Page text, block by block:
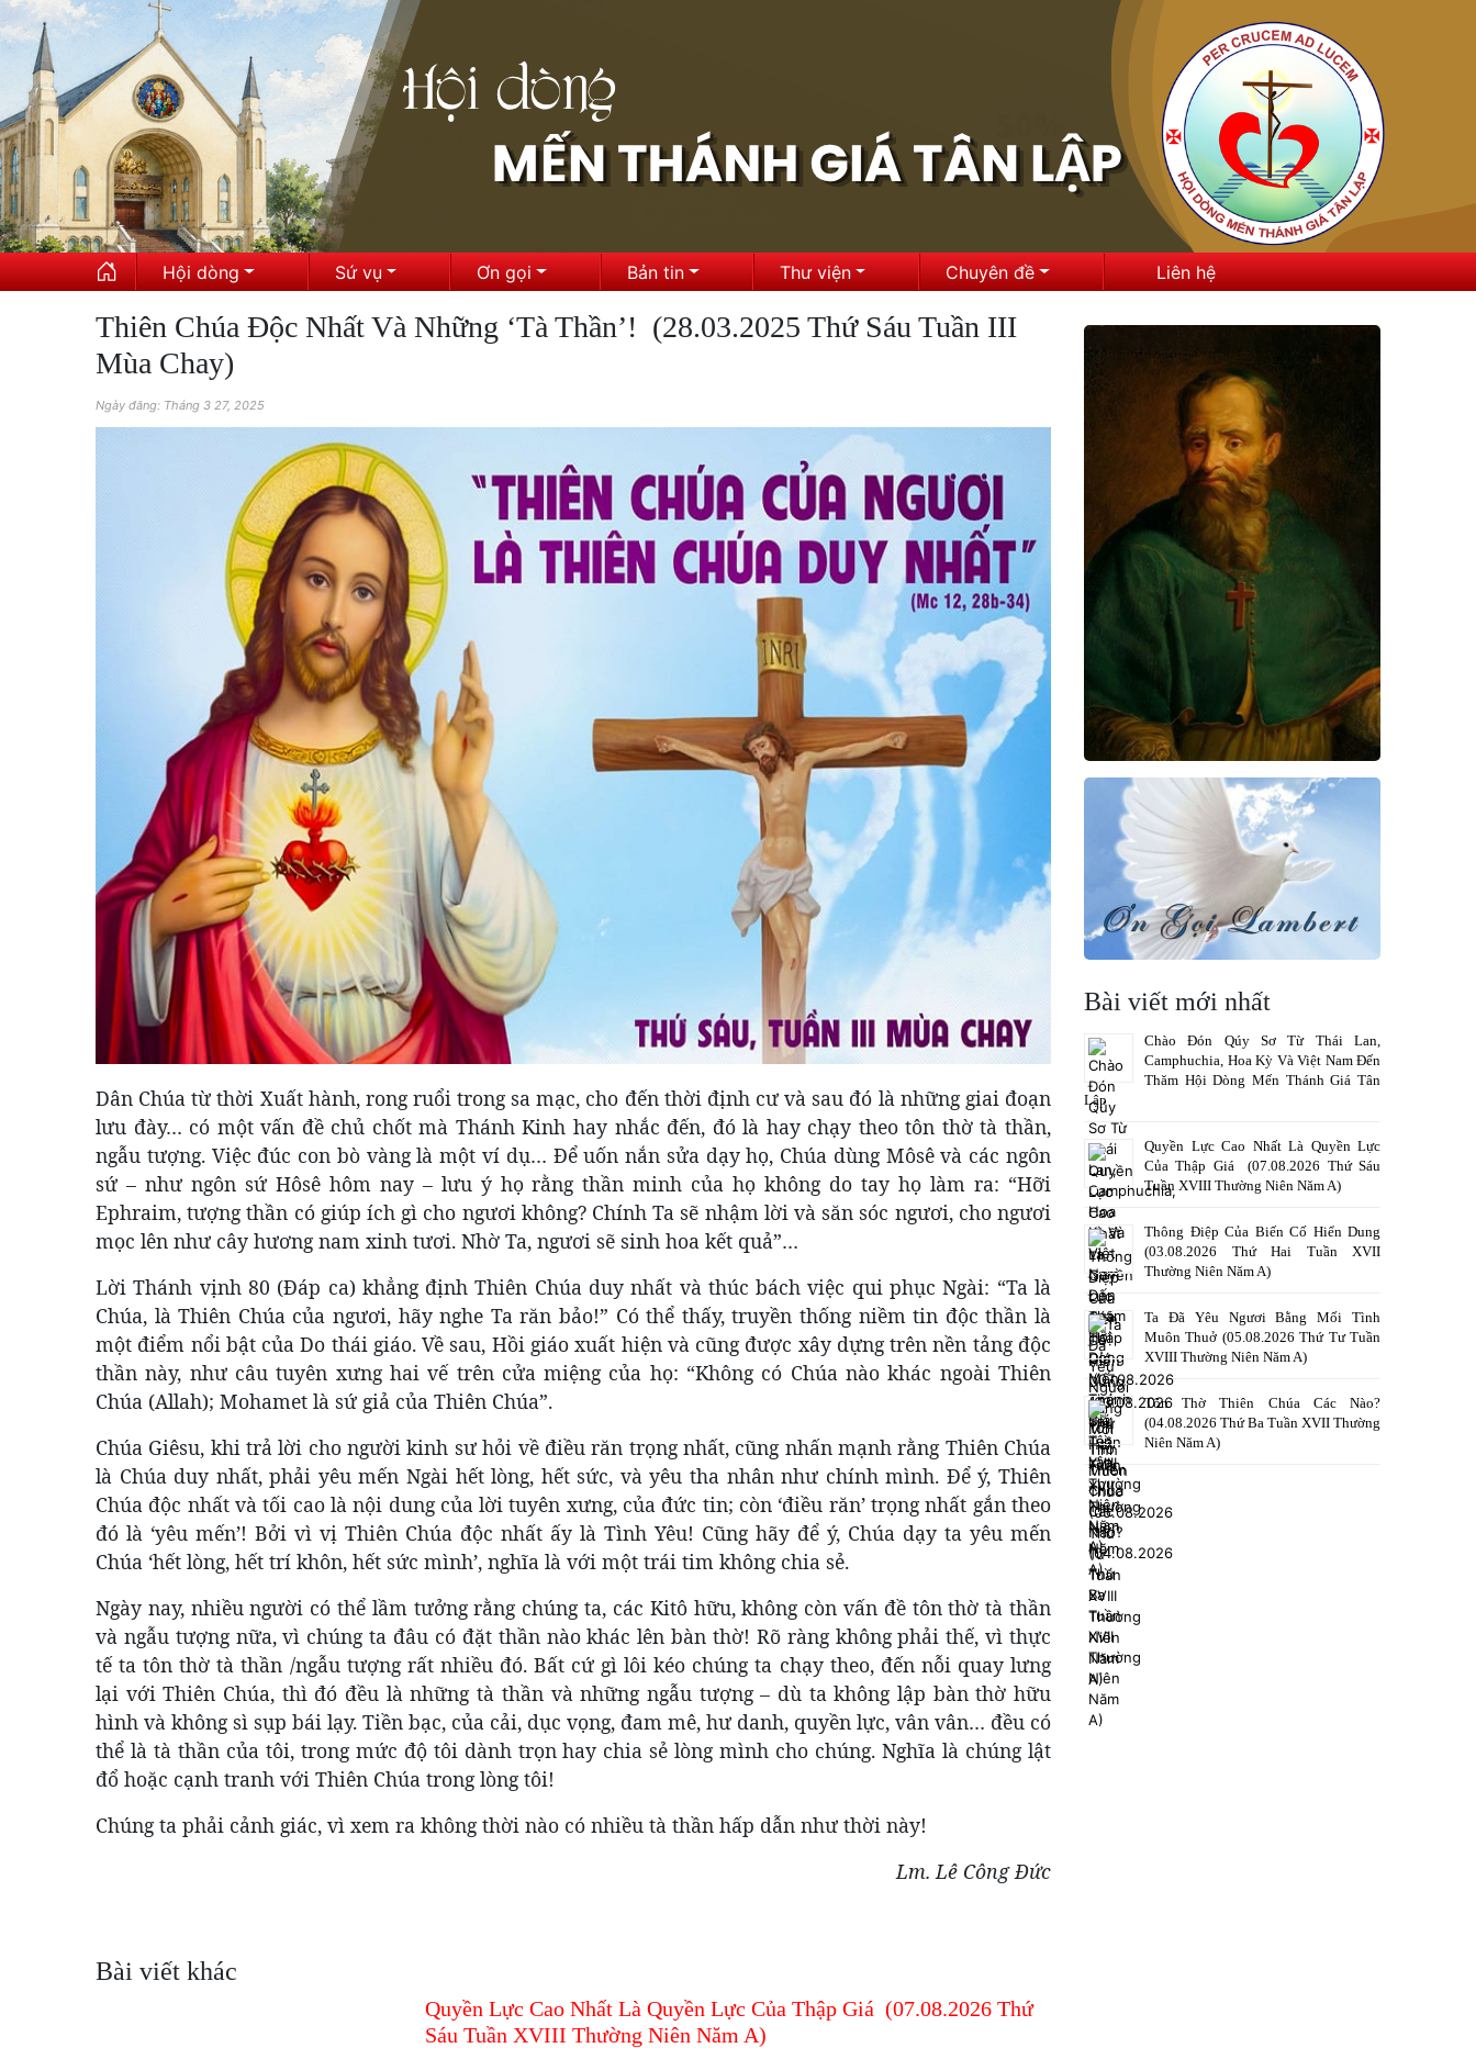
Hội dòng Sứ vụ Ơn gọi Bản tin Thư viện Chuyên đề Liên hệ
Thiên Chúa Độc Nhất Và Những ‘Tà Thần’! (28.03.2025 Thứ Sáu Tuần III
Mùa Chay)
Ngày đăng: Tháng 3 27, 2025
Dân Chúa từ thời Xuất hành, rong ruổi trong sa mạc, cho đến thời định cư và sau đó là những giai đoạn
lưu đày… có một vấn đề chủ chốt mà Thánh Kinh hay nhắc đến, đó là hay chạy theo tôn thờ tà thần,
ngẫu tượng. Việc đúc con bò vàng là một ví dụ… Để uốn nắn sửa dạy họ, Chúa dùng Môsê và các ngôn
sứ – như ngôn sứ Hôsê hôm nay – lưu ý họ rằng thần minh của họ không do tay họ làm ra: “Hỡi
Ephraim,tượng thần có giúp ích gì cho ngươi không? Chính Ta sẽ nhậm lời và săn sóc ngươi, cho ngươi
mọc lên như cây hương nam xinh tươi. Nhờ Ta, ngươi sẽ sinh hoa kết quả”…
Lời Thánh vịnh 80 (Đáp ca) khẳng định Thiên Chúa duy nhất và thúc bách việc qui phục Ngài: “Ta là
Chúa, là Thiên Chúa của ngươi, hãy nghe Ta răn bảo!” Có thể thấy, truyền thống niềm tin độc thần là
một điểm nổi bật của Do thái giáo. Về sau, Hồi giáo xuất hiện và cũng được xây dựng trên nền tảng độc
thần này, như câu tuyên xưng hai vế trên cửa miệng của họ: “Không có Chúa nào khác ngoài Thiên
Chúa (Allah); Mohamet là sứ giả của Thiên Chúa”.
Chúa Giêsu, khi trả lời cho người kinh sư hỏi về điều răn trọng nhất, cũng nhấn mạnh rằng Thiên Chúa
là Chúa duy nhất, phải yêu mến Ngài hết lòng, hết sức, và yêu tha nhân như chính mình. Để ý, Thiên
Chúa độc nhất và tối cao là nội dung của lời tuyên xưng, của đức tin; còn ‘điều răn’ trọng nhất gắn theo
đó là ‘yêu mến’! Bởi vì vị Thiên Chúa độc nhất ấy là Tình Yêu! Cũng hãy để ý, Chúa dạy ta yêu mến
Chúa ‘hết lòng, hết trí khôn, hết sức mình’, nghĩa là với một trái tim không chia sẻ.
Ngày nay, nhiều người có thể lầm tưởng rằng chúng ta, các Kitô hữu, không còn vấn đề tôn thờ tà thần
và ngẫu tượng nữa, vì chúng ta đâu có đặt thần nào khác lên bàn thờ! Rõ ràng không phải thế, vì thực
tế ta tôn thờ tà thần /ngẫu tượng rất nhiều đó. Bất cứ gì lôi kéo chúng ta chạy theo, đến nỗi quay lưng
lại với Thiên Chúa, thì đó đều là những tà thần và những ngẫu tượng – dù ta không lập bàn thờ hữu
hình và không sì sụp bái lạy. Tiền bạc, của cải, dục vọng, đam mê, hư danh, quyền lực, vân vân… đều có
thể là tà thần của tôi, trong mức độ tôi dành trọn hay chia sẻ lòng mình cho chúng. Nghĩa là chúng lật
đổ hoặc cạnh tranh với Thiên Chúa trong lòng tôi!
Chúng ta phải cảnh giác, vì xem ra không thời nào có nhiều tà thần hấp dẫn như thời này!
Lm. Lê Công Đức
Bài viết khác
Quyền Lực Cao Nhất Là Quyền Lực Của Thập Giá (07.08.2026 Thứ
Sáu Tuần XVIII Thường Niên Năm A)
Bài viết mới nhất
Chào Đón Qúy Sơ Từ Thái Lan,
Camphuchia, Hoa Kỳ Và Việt Nam Đến
Thăm Hội Dòng Mến Thánh Giá Tân
Lập
Quyền Lực Cao Nhất Là Quyền Lực
Của Thập Giá (07.08.2026 Thứ Sáu
Tuần XVIII Thường Niên Năm A)
Thông Điệp Của Biến Cố Hiển Dung
(03.08.2026 Thứ Hai Tuần XVII
Thường Niên Năm A)
Ta Đã Yêu Ngươi Bằng Mối Tình
Muôn Thuở (05.08.2026 Thứ Tư Tuần
XVIII Thường Niên Năm A)
Tôn Thờ Thiên Chúa Các Nào?
(04.08.2026 Thứ Ba Tuần XVII Thường
Niên Năm A)